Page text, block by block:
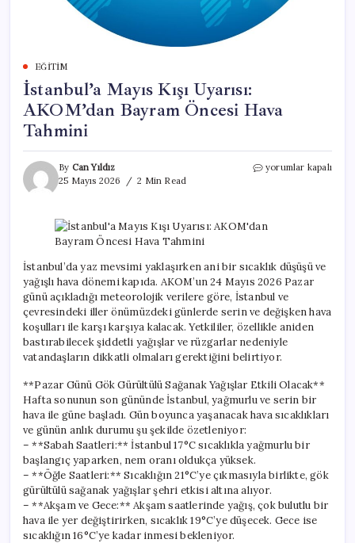
EĞITIM
İstanbul’a Mayıs Kışı Uyarısı:
AKOM’dan Bayram Öncesi Hava
Tahmini
By Can Yıldız
25 Mayıs 2026
2 Min Read
İstanbul’a
Bayram
Hava
Tahmini
için
yorumlar kapalı
İstanbul’da yaz mevsimi yaklaşırken ani bir sıcaklık düşüşü ve
yağışlı hava dönemi kapıda. AKOM’un 24 Mayıs 2026 Pazar
günü açıkladığı meteorolojik verilere göre, İstanbul ve
çevresindeki iller önümüzdeki günlerde serin ve değişken hava
koşulları ile karşı karşıya kalacak. Yetkililer, özellikle aniden
bastırabilecek şiddetli yağışlar ve rüzgarlar nedeniyle
vatandaşların dikkatli olmaları gerektiğini belirtiyor.
**Pazar Günü Gök Gürültülü Sağanak Yağışlar Etkili Olacak**
Hafta sonunun son gününde İstanbul, yağmurlu ve serin bir
hava ile güne başladı. Gün boyunca yaşanacak hava sıcaklıkları
ve günün anlık durumu şu şekilde özetleniyor:
– **Sabah Saatleri:** İstanbul 17°C sıcaklıkla yağmurlu bir
başlangıç yaparken, nem oranı oldukça yüksek.
– **Öğle Saatleri:** Sıcaklığın 21°C’ye çıkmasıyla birlikte, gök
gürültülü sağanak yağışlar şehri etkisi altına alıyor.
– **Akşam ve Gece:** Akşam saatlerinde yağış, çok bulutlu bir
hava ile yer değiştirirken, sıcaklık 19°C’ye düşecek. Gece ise
sıcaklığın 16°C’ye kadar inmesi bekleniyor.